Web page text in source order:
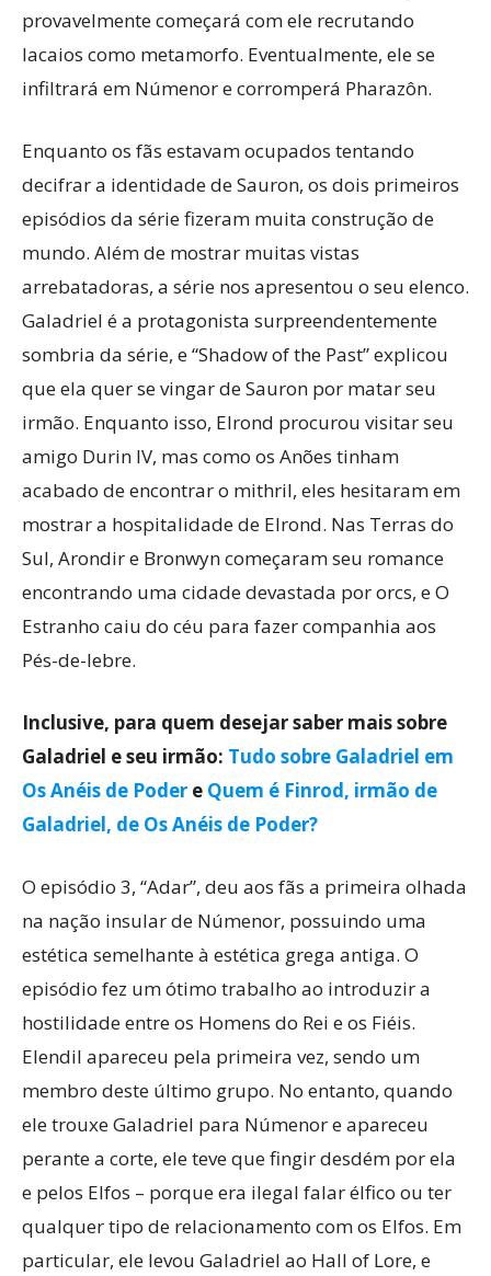
provavelmente começará com ele recrutando
lacaios como metamorfo. Eventualmente, ele se
infiltrará em Númenor e corromperá Pharazôn.
Enquanto os fãs estavam ocupados tentando
decifrar a identidade de Sauron, os dois primeiros
episódios da série fizeram muita construção de
mundo. Além de mostrar muitas vistas
arrebatadoras, a série nos apresentou o seu elenco.
Galadriel é a protagonista surpreendentemente
sombria da série, e “Shadow of the Past” explicou
que ela quer se vingar de Sauron por matar seu
irmão. Enquanto isso, Elrond procurou visitar seu
amigo Durin IV, mas como os Anões tinham
acabado de encontrar o mithril, eles hesitaram em
mostrar a hospitalidade de Elrond. Nas Terras do
Sul, Arondir e Bronwyn começaram seu romance
encontrando uma cidade devastada por orcs, e O
Estranho caiu do céu para fazer companhia aos
Pés-de-lebre.
Inclusive, para quem desejar saber mais sobre
Galadriel e seu irmão: Tudo sobre Galadriel em
Os Anéis de Poder e Quem é Finrod, irmão de
Galadriel, de Os Anéis de Poder?
O episódio 3, “Adar”, deu aos fãs a primeira olhada
na nação insular de Númenor, possuindo uma
estética semelhante à estética grega antiga. O
episódio fez um ótimo trabalho ao introduzir a
hostilidade entre os Homens do Rei e os Fiéis.
Elendil apareceu pela primeira vez, sendo um
membro deste último grupo. No entanto, quando
ele trouxe Galadriel para Númenor e apareceu
perante a corte, ele teve que fingir desdém por ela
e pelos Elfos – porque era ilegal falar élfico ou ter
qualquer tipo de relacionamento com os Elfos. Em
particular, ele levou Galadriel ao Hall of Lore, e